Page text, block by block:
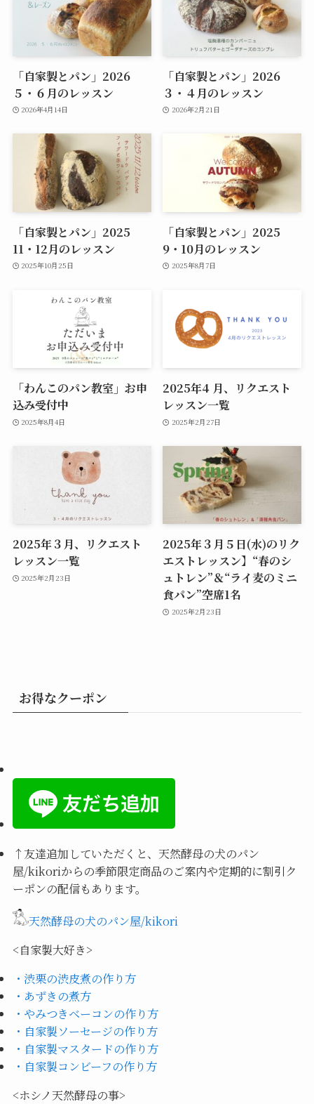
「自家製とパン」2026
５・６月のレッスン
2026年4月14日
「自家製とパン」2026
３・４月のレッスン
2026年2月21日
「自家製とパン」2025
11・12月のレッスン
2025年10月25日
「自家製とパン」2025
9・10月のレッスン
2025年8月7日
「わんこのパン教室」お申
込み受付中
2025年8月4日
2025年4 月、リクエスト
レッスン一覧
2025年2月27日
2025年３月、リクエスト
レッスン一覧
2025年2月23日
2025年３月５日(水)のリク
エストレッスン】“春のシ
ュトレン”＆“ライ麦のミニ
食パン”空席1名
2025年2月23日
お得なクーポン
↑ 友達追加していただくと、天然酵母の犬のパン
屋/kikoriからの季節限定商品のご案内や定期的に割引ク
ーポンの配信もあります。
天然酵母の犬のパン屋/kikori
<自家製大好き>
・渋栗の渋皮煮の作り方
・あずきの煮方
・やみつきベーコンの作り方
・自家製ソーセージの作り方
・自家製マスタードの作り方
・自家製コンビーフの作り方
<ホシノ天然酵母の事>